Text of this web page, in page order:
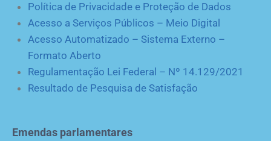
Política de Privacidade e Proteção de Dados
Acesso a Serviços Públicos – Meio Digital
Acesso Automatizado – Sistema Externo –
Formato Aberto
Regulamentação Lei Federal – Nº 14.129/2021
Resultado de Pesquisa de Satisfação
Emendas parlamentares